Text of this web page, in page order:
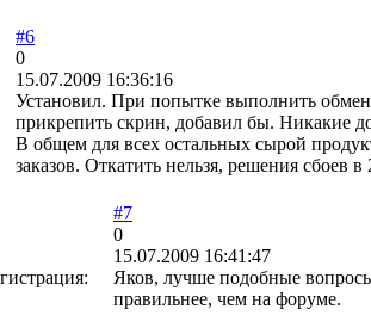
#6
0
15.07.2009 16:36:16
Установил. При попытке выполнить
прикрепить скрин, добавил бы. Никакие
В общем для всех остальных сырой
заказов. Откатить нельзя, решения сбоев
#7
0
15.07.2009 16:41:47
Яков, лучше подобные
правильнее, чем на форуме.